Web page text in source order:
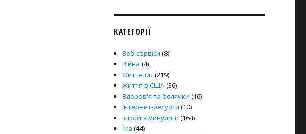
КАТЕГОРІЇ
Веб-сервіси (8)
Війна (4)
Життєпис(219)
Життя в США(36)
Здоров'я та болячки (16)
Інтернет-ресурси (10)
Історії з минулого (164)
Їжа (44)